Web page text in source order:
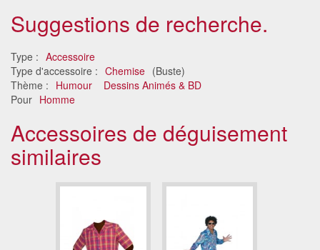
Suggestions de recherche.
Type : Accessoire
Type d'accessoire : Chemise (Buste)
Thème : Humour
Dessins Animés & BD
Pour Homme
Accessoires de déguisement
similaires